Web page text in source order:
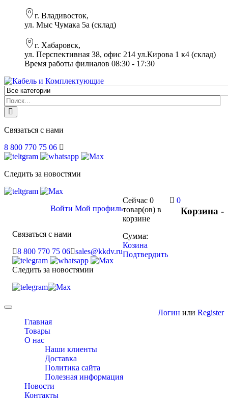
г. Владивосток,
ул. Мыс Чумака 5а (склад)
г. Хабаровск,
ул. Перспективная 38, офис 214 ул.Кирова 1 к4 (склад)
Время работы филиалов 08:30 - 17:30
Связаться с нами
8 800 770 75 06
Следить за новостями
Корзина -
0
Сейчас 0
товар(ов) в
корзине
Сумма:
Козина
Подтвердить
Войти Мой профиль
Связаться с нами
8 800 770 75 06 sales@kkdv.ru
Следить за новостямии
Toggle
navigationГлавная
Товары
О нас
Наши клиенты
Доставка
Политика сайта
Полезная информация
Новости
Контакты
Логин или Register